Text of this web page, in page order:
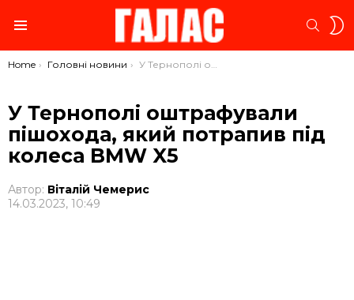
You are here:
Home Головні новини У Тернополі оштрафували пішохода, який потрапив під колеса BMW X5
У Тернополі оштрафували
пішохода, який потрапив під
колеса BMW X5
Автор: Віталій Чемерис
14.03.2023, 10:49